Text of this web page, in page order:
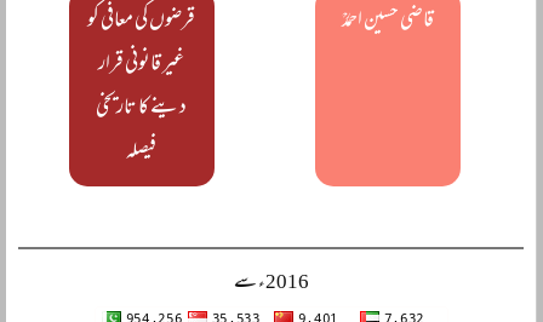
قاضی حسین احمدؒ
قرضوں کی معافی کو
غیر قانونی قرار
دینے کا تاریخی
فیصلہ
2016ء سے